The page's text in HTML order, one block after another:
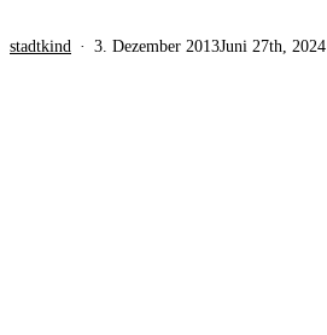
stadtkind 3. Dezember 2013Juni 27th, 2024